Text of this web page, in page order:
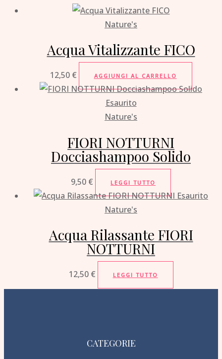
Nature's
Acqua Vitalizzante FICO
12,50 € AGGIUNGI AL CARRELLO
Esaurito
Nature's
FIORI NOTTURNI
Docciashampoo Solido
9,50 € LEGGI TUTTO
Esaurito
Nature's
Acqua Rilassante FIORI
NOTTURNI
12,50 € LEGGI TUTTO
CATEGORIE